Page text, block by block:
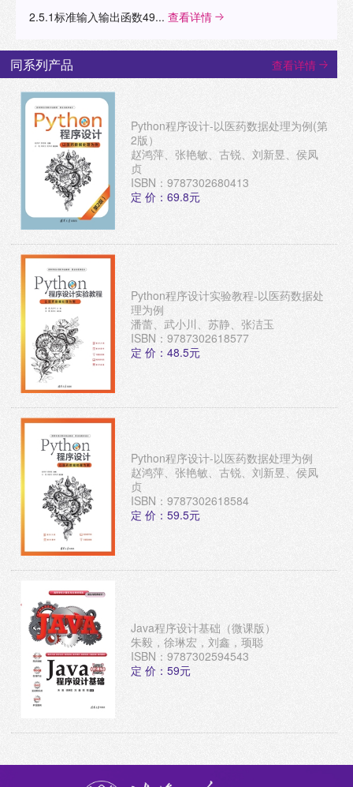
2.5.1标准输入输出函数49... 查看详情
同系列产品 查看详情
Python程序设计-以医药数据处理为例(第
2版）
赵鸿萍、张艳敏、古锐、刘新昱、侯凤
贞
ISBN：9787302680413
定 价：69.8元
Python程序设计实验教程-以医药数据处
理为例
潘蕾、武小川、苏静、张洁玉
ISBN：9787302618577
定 价：48.5元
Python程序设计-以医药数据处理为例
赵鸿萍、张艳敏、古锐、刘新昱、侯凤
贞
ISBN：9787302618584
定 价：59.5元
Java程序设计基础（微课版）
朱毅，徐琳宏，刘鑫，顼聪
ISBN：9787302594543
定 价：59元